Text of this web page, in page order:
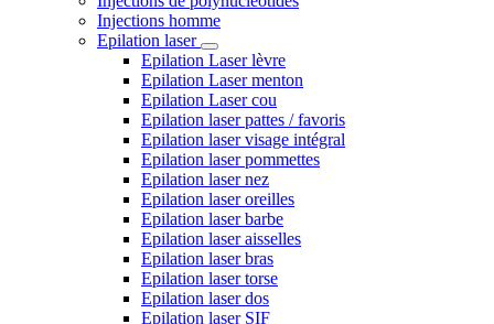
Injections homme
Epilation laser
Epilation Laser lèvre
Epilation Laser menton
Epilation Laser cou
Epilation laser pattes / favoris
Epilation laser visage intégral
Epilation laser pommettes
Epilation laser nez
Epilation laser oreilles
Epilation laser barbe
Epilation laser aisselles
Epilation laser bras
Epilation laser torse
Epilation laser dos
Epilation laser SIF